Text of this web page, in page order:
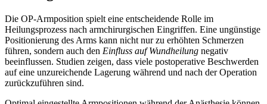
Die OP-Armposition spielt eine entscheidende Rolle im
Heilungsprozess nach armchirurgischen Eingriffen. Eine ungünstige
Positionierung des Arms kann nicht nur zu erhöhten Schmerzen
führen, sondern auch den Einfluss auf Wundheilung negativ
beeinflussen. Studien zeigen, dass viele postoperative Beschwerden
auf eine unzureichende Lagerung während und nach der Operation
zurückzuführen sind.